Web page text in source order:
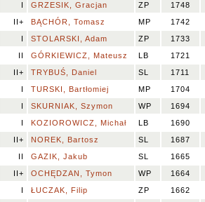
I GRZESIK, Gracjan ZP
1748
II+ BĄCHÓR, Tomasz MP
1742
I STOLARSKI, Adam ZP
1733
II GÓRKIEWICZ, Mateusz LB
1721
II+ TRYBUŚ, Daniel SL
1711
I TURSKI, Bartłomiej MP
1704
I SKURNIAK, Szymon WP
1694
I KOZIOROWICZ, Michał LB
1690
II+ NOREK, Bartosz SL
1687
II GAZIK, Jakub SL
1665
II+ OCHĘDZAN, Tymon WP
1664
I ŁUCZAK, Filip ZP
1662